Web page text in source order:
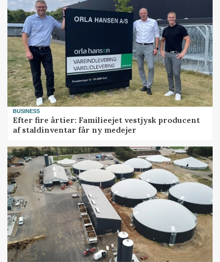
BUSINESS
Efter fire årtier: Familieejet vestjysk producent
af staldinventar får ny medejer